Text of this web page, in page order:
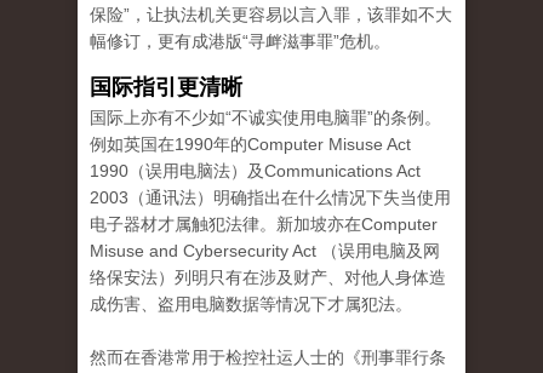
保险”，让执法机关更容易以言入罪，该罪如不大
幅修订，更有成港版“寻衅滋事罪”危机。
国际指引更清晰
国际上亦有不少如“不诚实使用电脑罪”的条例。
例如英国在1990年的Computer Misuse Act
1990（误用电脑法）及Communications Act
2003（通讯法）明确指出在什么情况下失当使用
电子器材才属触犯法律。新加坡亦在Computer
Misuse and Cybersecurity Act （误用电脑及网
络保安法）列明只有在涉及财产、对他人身体造
成伤害、盗用电脑数据等情况下才属犯法。
然而在香港常用于检控社运人士的《刑事罪行条